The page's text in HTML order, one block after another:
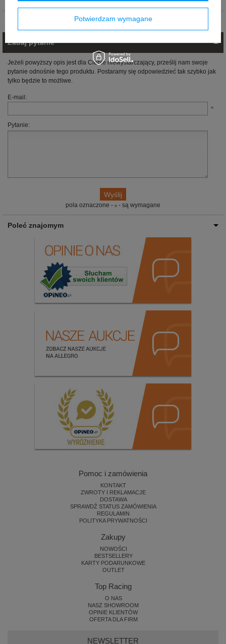
Zadaj pytanie
Jeżeli powyższy opis jest dla Ciebie niewystarczający, prześlij nam swoje
pytanie odnośnie tego produktu. Postaramy się odpowiedzieć tak szybko jak
tylko będzie to możliwe.
E-mail:
Pytanie:
pola oznaczone - - są wymagane
Poleć znajomym
Pomoc i zamówienia
KONTAKT
ZWROTY I REKLAMACJE
DOSTAWA
SPRAWDŹ STATUS ZAMÓWIENIA
REGULAMIN
POLITYKA PRYWATNOŚCI
Zakupy
NOWOŚCI
BESTSELLERY
KARTY PODARUNKOWE
OUTLET
Top Racing
O NAS
NASZ SHOWROOM
OPINIE KLIENTÓW
OFERTA DLA FIRM
NEWSLETTER
Potwierdzam wymagane